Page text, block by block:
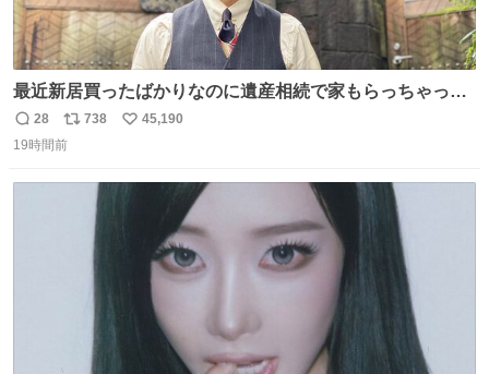
最近新居買ったばかりなのに遺産相続で家もらっちゃった
長男
返
信
28
リ
ポ
738
い
数
45,190
19時間前